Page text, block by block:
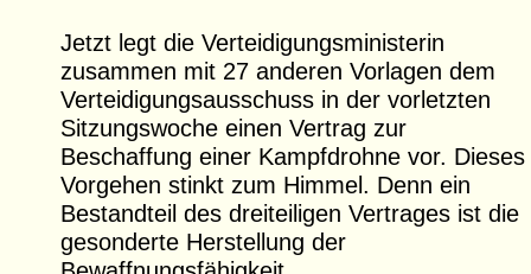
Jetzt legt die Verteidigungsministerin
zusammen mit 27 anderen Vorlagen dem
Verteidigungsausschuss in der vorletzten
Sitzungswoche einen Vertrag zur
Beschaffung einer Kampfdrohne vor. Dieses
Vorgehen stinkt zum Himmel. Denn ein
Bestandteil des dreiteiligen Vertrages ist die
gesonderte Herstellung der